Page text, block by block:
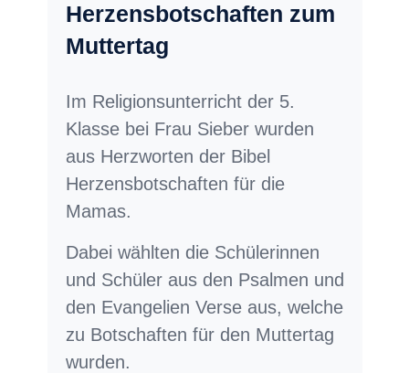
Herzensbotschaften zum
Muttertag
Im Religionsunterricht der 5.
Klasse bei Frau Sieber wurden
aus Herzworten der Bibel
Herzensbotschaften für die
Mamas.
Dabei wählten die Schülerinnen
und Schüler aus den Psalmen und
den Evangelien Verse aus, welche
zu Botschaften für den Muttertag
wurden.